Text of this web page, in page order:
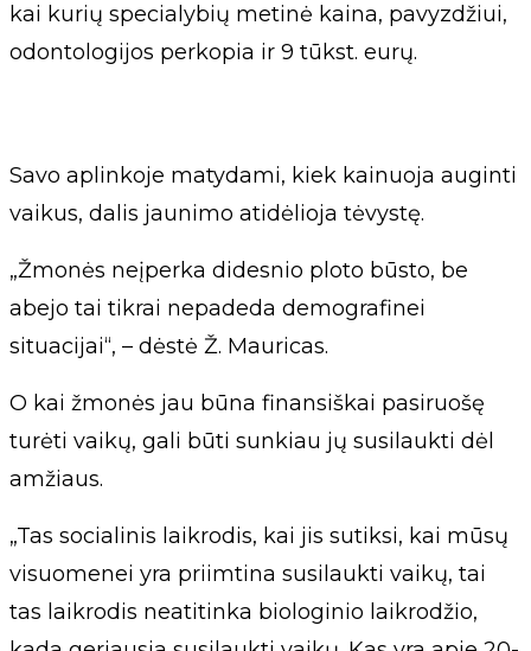
kai kurių specialybių metinė kaina, pavyzdžiui,
odontologijos perkopia ir 9 tūkst. eurų.
Savo aplinkoje matydami, kiek kainuoja auginti
vaikus, dalis jaunimo atidėlioja tėvystę.
„Žmonės neįperka didesnio ploto būsto, be
abejo tai tikrai nepadeda demografinei
situacijai“, – dėstė Ž. Mauricas.
O kai žmonės jau būna finansiškai pasiruošę
turėti vaikų, gali būti sunkiau jų susilaukti dėl
amžiaus.
„Tas socialinis laikrodis, kai jis sutiksi, kai mūsų
visuomenei yra priimtina susilaukti vaikų, tai
tas laikrodis neatitinka biologinio laikrodžio,